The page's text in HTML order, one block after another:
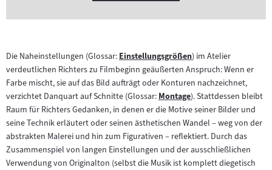
Die Naheinstellungen (Glossar:Zum
Inhalt:
Einstellungsgrößen) im Atelier
verdeutlichen Richters zu Filmbeginn geäußerten Anspruch: Wenn er
Farbe mischt, sie auf das Bild aufträgt oder Konturen nachzeichnet,
verzichtet Danquart auf Schnitte (Glossar:Zum
Inhalt:
Montage). Stattdessen bleibt
Raum für Richters Gedanken, in denen er die Motive seiner Bilder und
seine Technik erläutert oder seinen ästhetischen Wandel – weg von der
abstrakten Malerei und hin zum Figurativen – reflektiert. Durch das
Zusammenspiel von langen Einstellungen und der ausschließlichen
Verwendung von Originalton (selbst die Musik ist komplett diegetisch